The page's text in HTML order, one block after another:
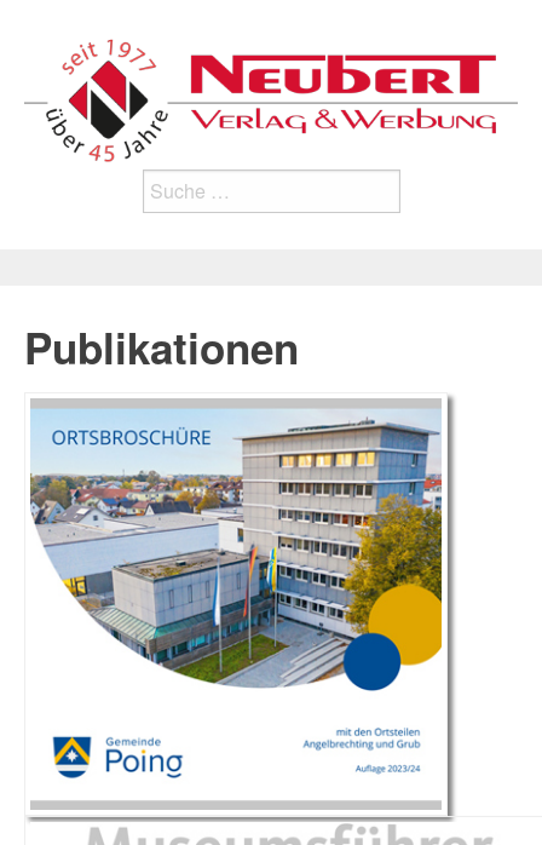
for:
Publikationen